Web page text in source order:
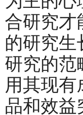
合研究
的研究
研究的
用其现
品和效